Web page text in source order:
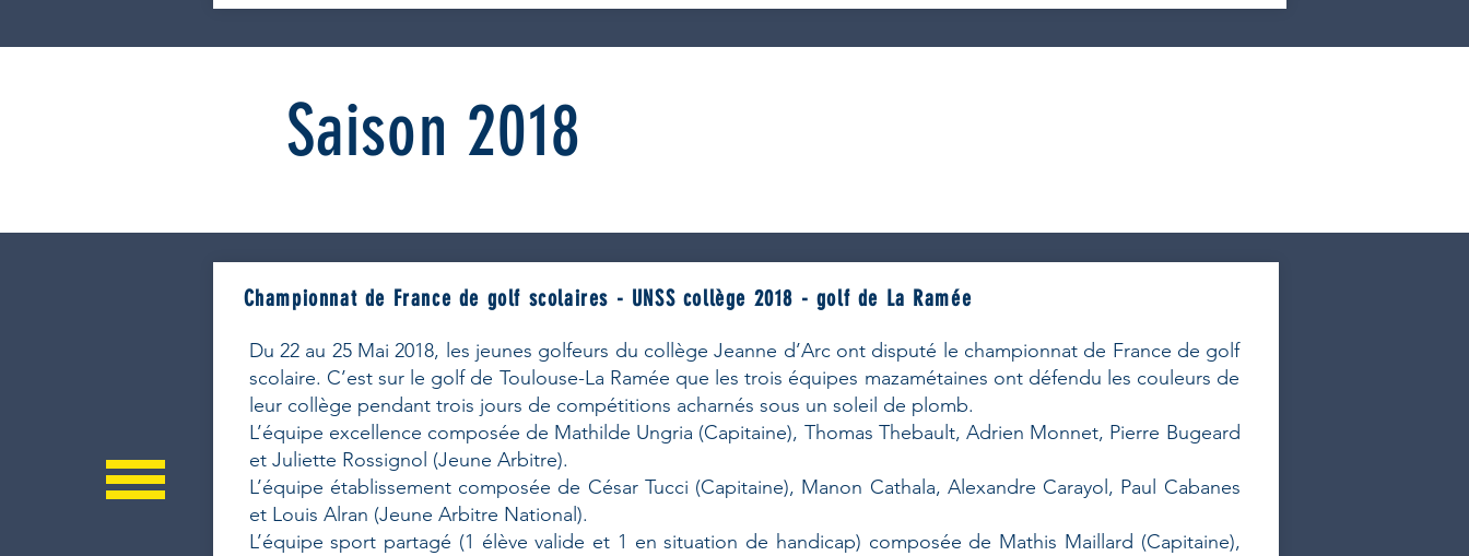
Saison 2018
Championnat de France de golf scolaires - UNSS collège 2018 - golf de La Ramée
Du 22 au 25 Mai 2018, les jeunes golfeurs du collège Jeanne d’Arc ont disputé le championnat de France de golf
scolaire. C’est sur le golf de Toulouse-La Ramée que les trois équipes mazamétaines ont défendu les couleurs de
leur collège pendant trois jours de compétitions acharnés sous un soleil de plomb.
L’équipe excellence composée de Mathilde Ungria (Capitaine), Thomas Thebault, Adrien Monnet, Pierre Bugeard
et Juliette Rossignol (Jeune Arbitre).
L’équipe établissement composée de César Tucci (Capitaine), Manon Cathala, Alexandre Carayol, Paul Cabanes
et Louis Alran (Jeune Arbitre National).
L’équipe sport partagé (1 élève valide et 1 en situation de handicap) composée de Mathis Maillard (Capitaine),